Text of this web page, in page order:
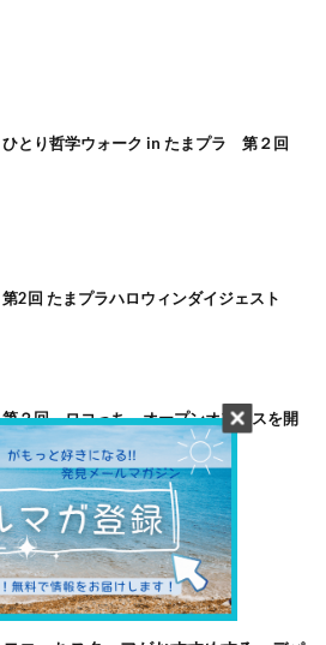
ひとり哲学ウォーク in たまプラ 第２回
第2回 たまプラハロウィンダイジェスト
第２回 ロコっち オープンオフィスを開
催！